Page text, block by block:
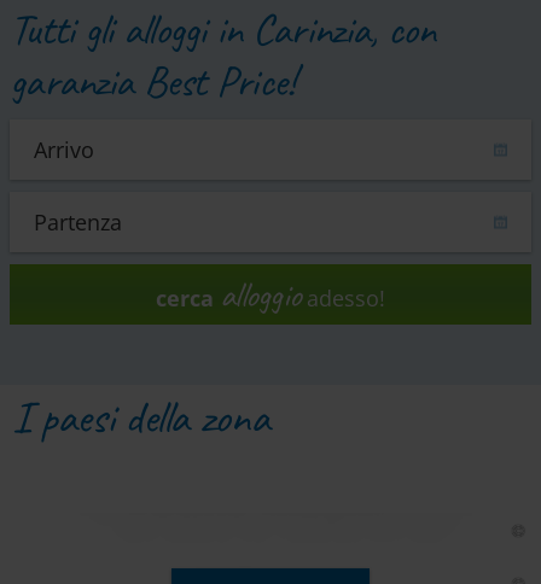
Tutti gli alloggi in Carinzia, con
garanzia Best Price!
cerca alloggioadesso!
I paesi della zona